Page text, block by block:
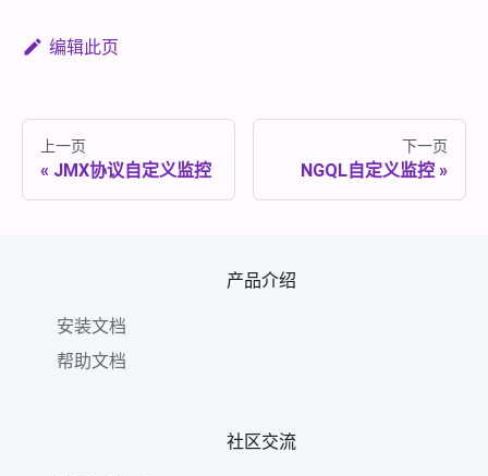
编辑此页
上一页
JMX协议自定义监控
下一页
NGQL自定义监控
产品介绍
安装文档
帮助文档
社区交流